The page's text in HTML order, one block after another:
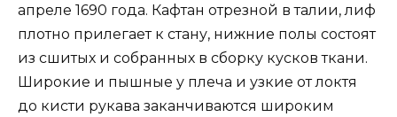
апреле 1690 года. Кафтан отрезной в талии, лиф
плотно прилегает к стану, нижние полы состоят
из сшитых и собранных в сборку кусков ткани.
Широкие и пышные у плеча и узкие от локтя
до кисти рукава заканчиваются широким